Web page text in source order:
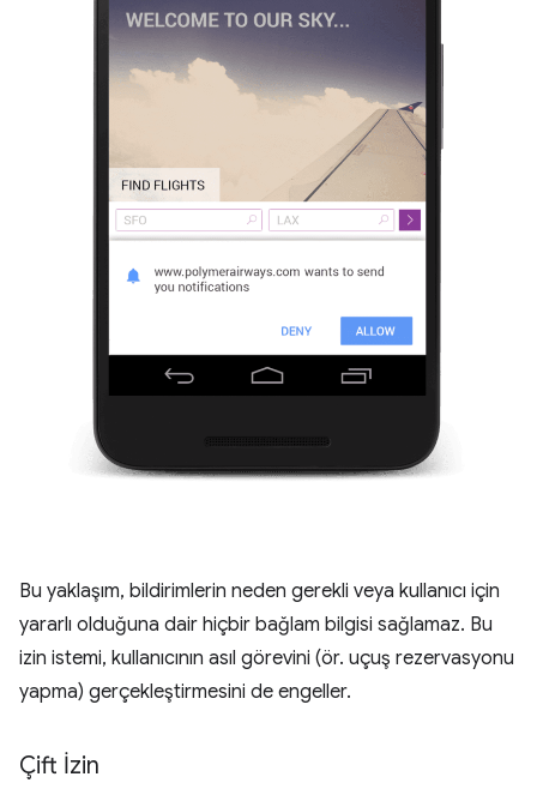
Bu yaklaşım, bildirimlerin neden gerekli veya kullanıcı için
yararlı olduğuna dair hiçbir bağlam bilgisi sağlamaz. Bu
izin istemi, kullanıcının asıl görevini (ör. uçuş rezervasyonu
yapma) gerçekleştirmesini de engeller.
Çift İzin